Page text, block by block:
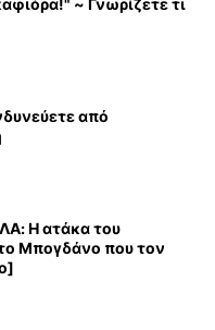
από
Η ατάκα του
Μπογδάνο που τον